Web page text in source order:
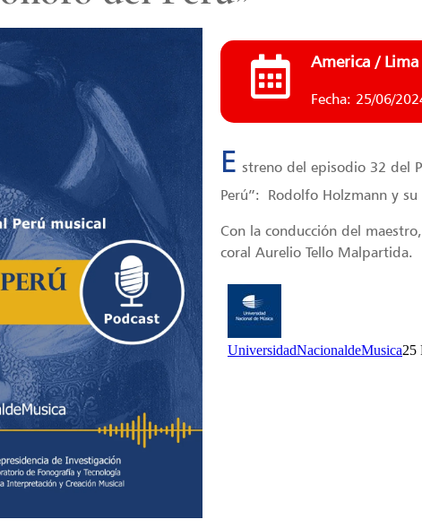
America / Lima
Fecha: 25/06/
E streno del episodio 32 del
Perú”: Rodolfo Holzmann y su
Con la conducción del
coral Aurelio Tello Malpartida.